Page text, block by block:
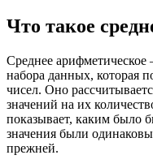
Что такое
Среднее арифметическое
набора данных, которая
чисел. Оно
значений на их
показывает, каким было
значения были
прежней.